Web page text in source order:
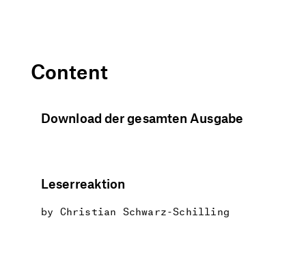
Content
Download der gesamten Ausgabe
Leserreaktion
by Christian Schwarz-Schilling